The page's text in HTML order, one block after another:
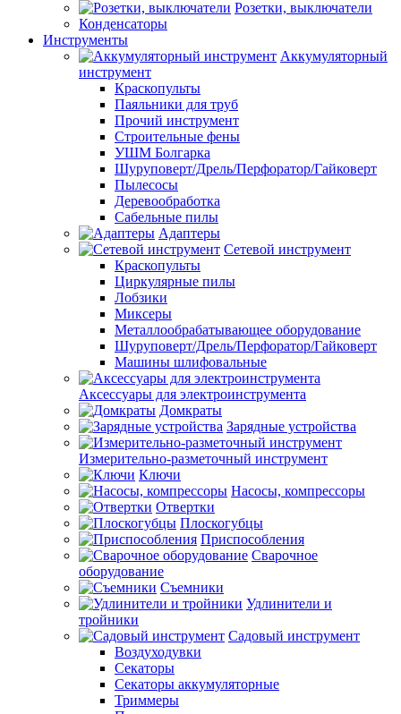
Розетки, выключатели
Конденсаторы
Инструменты
Аккумуляторный
инструмент
Краскопульты
Паяльники для труб
Прочий инструмент
Строительные фены
УШМ Болгарка
Шуруповерт/Дрель/Перфоратор/Гайковерт
Пылесосы
Деревообработка
Сабельные пилы
Адаптеры
Сетевой инструмент
Краскопульты
Циркулярные пилы
Лобзики
Миксеры
Металлообрабатывающее оборудование
Шуруповерт/Дрель/Перфоратор/Гайковерт
Машины шлифовальные
Аксессуары для электроинструмента
Домкраты
Зарядные устройства
Измерительно-разметочный инструмент
Ключи
Насосы, компрессоры
Отвертки
Плоскогубцы
Приспособления
Сварочное
оборудование
Съемники
Удлинители и
тройники
Садовый инструмент
Воздуходувки
Секаторы
Секаторы аккумуляторные
Триммеры